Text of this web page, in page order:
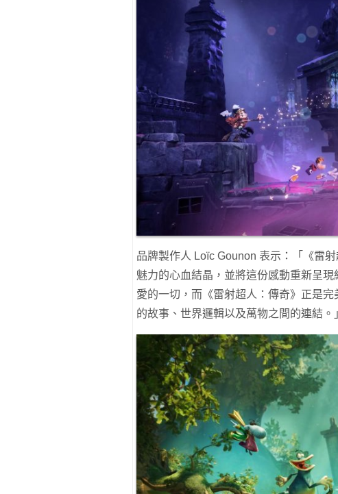
品牌製作人 Loïc Gounon 表示：「《雷
魅力的心血結晶，並將這份感動重新呈
愛的一切，而《雷射超人：傳奇》正是
的故事、世界邏輯以及萬物之間的連結。